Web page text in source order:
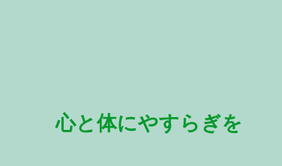
心と体にやすらぎを